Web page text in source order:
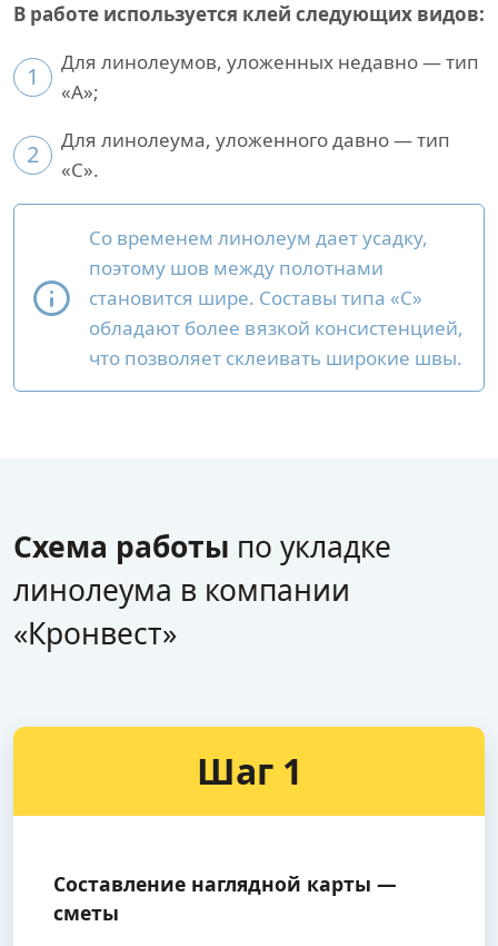
В работе используется клей следующих видов:
1
Для линолеумов, уложенных недавно — тип
«A»;
2
Для линолеума, уложенного давно — тип
«С».
Со временем линолеум дает усадку,
поэтому шов между полотнами
становится шире. Составы типа «С»
обладают более вязкой консистенцией,
что позволяет склеивать широкие швы.
Схема работы по укладке
линолеума в компании
«Кронвест»
Шаг 1
Составление наглядной карты —
сметы